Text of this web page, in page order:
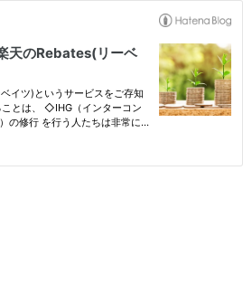
天のRebates(リーベ
イツ)というサービスをご存知
とは、 ◇IHG（インターコン
の修行 を行う人たちは非常に
おいて、単年で一定の宿泊数